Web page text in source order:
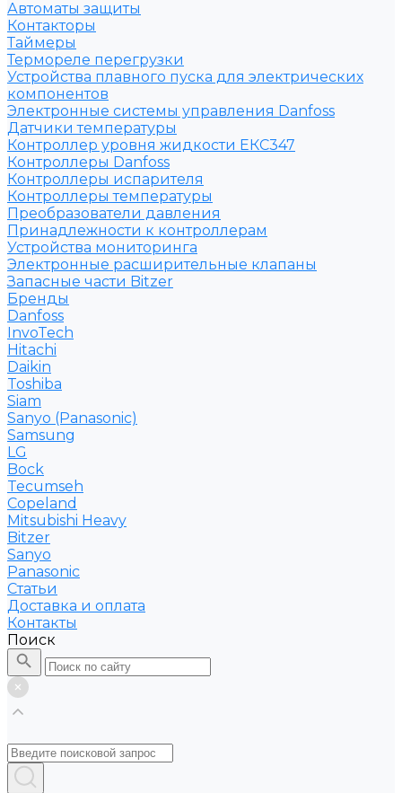
Автоматы защиты
Контакторы
Таймеры
Термореле перегрузки
Устройства плавного пуска для электрических
компонентов
Электронные системы управления Danfoss
Датчики температуры
Контроллер уровня жидкости ЕКС347
Контроллеры Danfoss
Контроллеры испарителя
Контроллеры температуры
Преобразователи давления
Принадлежности к контроллерам
Устройства мониторинга
Электронные расширительные клапаны
Запасные части Bitzer
Бренды
Danfoss
InvoTech
Hitachi
Daikin
Toshiba
Siam
Sanyo (Panasonic)
Samsung
LG
Bock
Tecumseh
Copeland
Mitsubishi Heavy
Bitzer
Sanyo
Рanasonic
Статьи
Доставка и оплата
Контакты
Поиск